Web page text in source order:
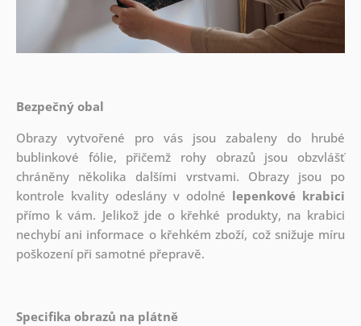
Bezpečný obal
Obrazy vytvořené pro vás jsou zabaleny do hrubé
bublinkové fólie, přičemž rohy obrazů jsou obzvlášť
chráněny několika dalšími vrstvami. Obrazy jsou po
kontrole kvality odeslány v odolné lepenkové krabici
přímo k vám. Jelikož jde o křehké produkty, na krabici
nechybí ani informace o křehkém zboží, což snižuje míru
poškození při samotné přepravě.
Specifika obrazů na plátně